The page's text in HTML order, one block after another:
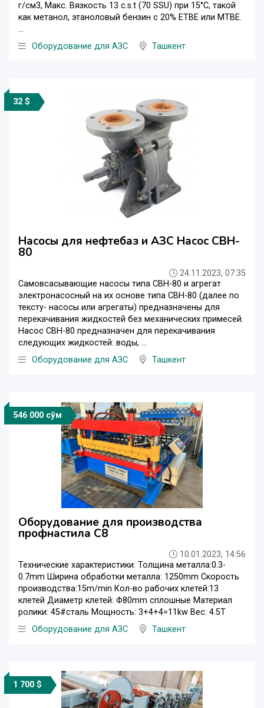
г/см3, Макс. Вязкость 13 c.s.t (70 SSU) при 15°C, такой
как метанол, этаноловый бензин с 20% ETBE или MTBE.
...
Оборудование для АЗС
Ташкент
32 $
Насосы для нефтебаз и АЗС Насос CBH-
80
24.11.2023, 07:35
Самовсасывающие насосы типа СВН-80 и агрегат
электро­насосный на их основе типа СВН-80 (далее по
тексту- насосы или агрегаты) предназна­чены для
перекачивания жидкостей без механических примесей.
Насос СВН-80 предназна­чен для перекачивания
следующих жидкостей: воды, ...
Оборудование для АЗС
Ташкент
546 000 сўм
Оборудование для производства
профнастила С8
10.01.2023, 14:56
Технические характеристики: Толщина металла:0.3-
0.7mm Ширина обработки металла: 1250mm Скорость
производства:15m/min Кол-во рабочих клетей:13
клетей Диаметр клетей: Φ80mm сплошные Материал
ролики: 45#сталь Мощность: 3+4+4=11kw Вес: 4.5T
Оборудование для АЗС
Ташкент
1 700 $